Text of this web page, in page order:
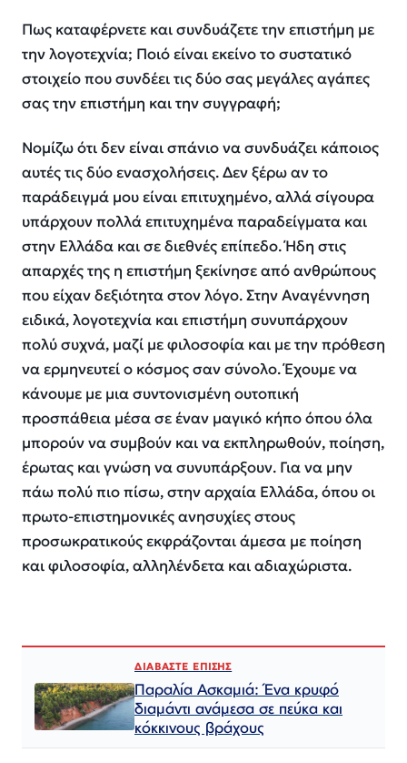
Πως καταφέρνετε και συνδυάζετε την επιστήμη με
την λογοτεχνία; Ποιό είναι εκείνο το συστατικό
στοιχείο που συνδέει τις δύο σας μεγάλες αγάπες
σας την επιστήμη και την συγγραφή;
Νομίζω ότι δεν είναι σπάνιο να συνδυάζει κάποιος
αυτές τις δύο ενασχολήσεις. Δεν ξέρω αν το
παράδειγμά μου είναι επιτυχημένο, αλλά σίγουρα
υπάρχουν πολλά επιτυχημένα παραδείγματα και
στην Ελλάδα και σε διεθνές επίπεδο.Ήδη στις
απαρχές της η επιστήμη ξεκίνησε από ανθρώπους
που είχαν δεξιότηταστον λόγο.ΣτηνΑναγέννηση
ειδικά,λογοτεχνία και επιστήμη συνυπάρχουν
πολύ συχνά, μαζί με φιλοσοφία και μετην πρόθεση
να ερμηνευτεί ο κόσμος σαν σύνολο. Έχουμενα
κάνουμε με μια συντονισμένη ουτοπική
προσπάθεια μέσα σε έναν μαγικό κήπο όπου όλα
μπορούν να συμβούν και να εκπληρωθούν,ποίηση,
έρωτας και γνώση να συνυπάρξουν. Για να μην
πάω πολύ πιο πίσω, στην αρχαία Ελλάδα, όπου οι
πρωτο-επιστημονικές ανησυχίες στους
προσωκρατικούς εκφράζονται άμεσα με ποίηση
και φιλοσοφία,αλληλένδετα καιαδιαχώριστα.
ΔΙΑΒΑΣΤΕ ΕΠΙΣΗΣ
Παραλία Ασκαμιά: Ένα κρυφό
διαμάντι ανάμεσα σε πεύκα και
κόκκινους βράχους